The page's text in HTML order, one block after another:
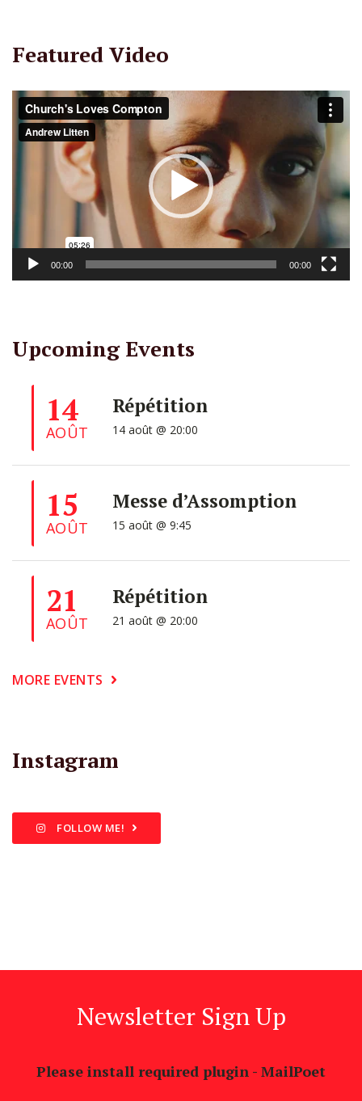
Featured Video
Lecteur
vidéo
00:00 00:00
Upcoming Events
14
AOÛT
Répétition
14 août @ 20:00
15
AOÛT
Messe d’Assomption
15 août @ 9:45
21
AOÛT
Répétition
21 août @ 20:00
MORE EVENTS
Instagram
FOLLOW ME!
Newsletter Sign Up
Please install required plugin - MailPoet